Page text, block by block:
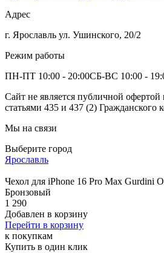
Адрес
г. Ярославль ул. Ушинского, 20/2
Режим работы
ПН-ПТ 10:00 - 20:00СБ-ВС 10:00 -
Сайт не является публичной офертой
статьями 435 и 437 (2) Гражданского
Мы на связи
Выберите город
Ярославль
Чехол для iPhone 16 Pro Max Gurdini
Бронзовый
1 290
Добавлен в корзину
Перейти в корзину
к покупкам
Купить в один клик